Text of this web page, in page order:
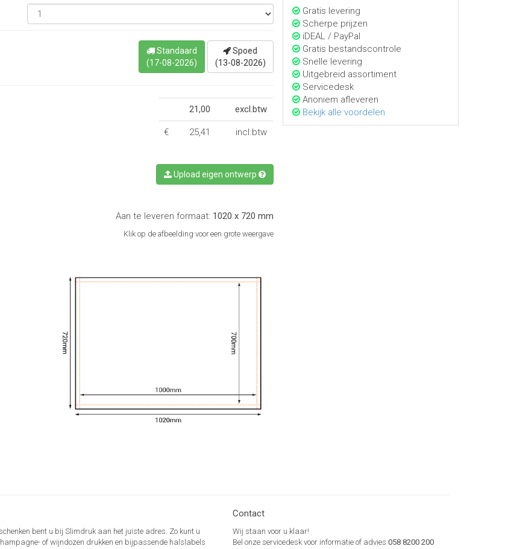
Standaard
(17-08-2026)
Spoed
(13-08-2026)
21,00 excl.btw
€ 25,41 incl.btw
Upload eigen ontwerp
Aan te leveren formaat: 1020 x 720 mm
Klik op de afbeelding voor een grote weergave
Gratis levering
Scherpe prijzen
iDEAL / PayPal
Gratis bestandscontrole
Snelle levering
Uitgebreid assortiment
Servicedesk
Anoniem afleveren
Bekijk alle voordelen
bent u bij Slimdruk aan het juiste adres. Zo kunt u
of wijndozen drukken en bijpassende halslabels
Contact
Wij staan voor u klaar!
Bel onze servicedesk voor informatie of advies 058 8200 200